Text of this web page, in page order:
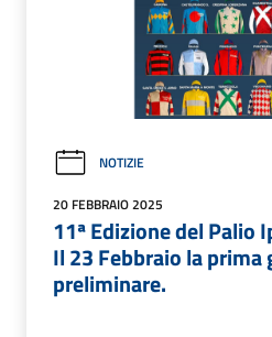
NOTIZIE
20 FEBBRAIO 2025
11ª Edizione del Palio
Il 23 Febbraio la prima
preliminare.